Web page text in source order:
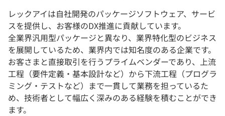
レックアイは自社開発のパッケージソフトウェア、サービ
スを提供し、お客様のDX推進に貢献しています。
全業界汎用型パッケージと異なり、業界特化型のビジネス
を展開しているため、業界内では知名度のある企業です。
お客さまと直接取引を行うプライムベンダーであり、上流
工程（要件定義・基本設計など）から下流工程（プログラ
ミング・テストなど）まで一貫して業務を担っているた
め、技術者として幅広く深みのある経験を積むことができ
ます。